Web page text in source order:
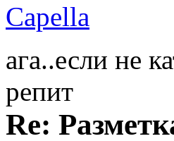
Capella
ага..если не
репит
Re: